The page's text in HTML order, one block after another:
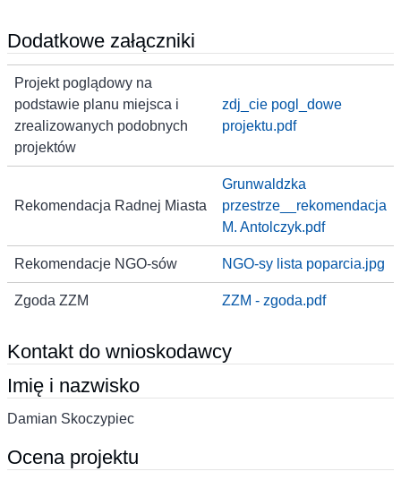
Dodatkowe załączniki
Projekt poglądowy na
podstawie planu miejsca i
zrealizowanych podobnych
projektów
zdj_cie pogl_dowe
projektu.pdf
Rekomendacja Radnej Miasta
Grunwaldzka
przestrze__rekomendacja
M. Antolczyk.pdf
Rekomendacje NGO-sów NGO-sy lista poparcia.jpg
Zgoda ZZM ZZM - zgoda.pdf
Kontakt do wnioskodawcy
Imię i nazwisko
Damian Skoczypiec
Ocena projektu